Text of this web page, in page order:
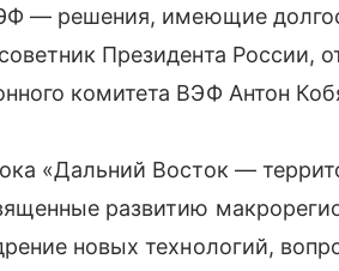
— решения, имеющие
Президента России,
комитета ВЭФ Антон
«Дальний Восток —
развитию
новых технологий,